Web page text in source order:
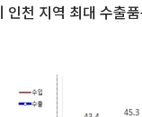
천 지역 최대 수출